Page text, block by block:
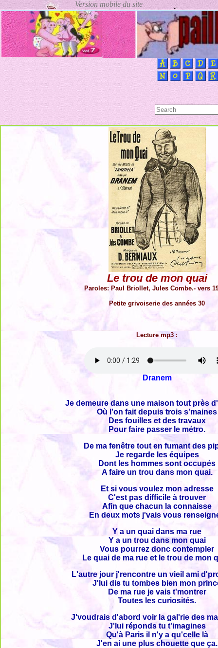
Le trou de mon quai
Paroles: Paul Briollet, Jules Combe.- vers
Petite grivoiserie des années 30
Lecture mp3 :
Dranem
Je demeure dans une maison tout près
Où l'on fait depuis trois s'maines
Des fouilles et des travaux
Pour faire passer le métro.
De ma fenêtre tout en fumant des
Je regarde les équipes
Dont les hommes sont occupés
A faire un trou dans mon quai.
Et si vous voulez mon adresse
C'est pas difficile à trouver
Afin que chacun la connaisse
En deux mots j'vais vous
Y a un quai dans ma rue
Y a un trou dans mon quai
Vous pourrez donc contempler
Le quai de ma rue et le trou de mon
L'autre jour j'rencontre un vieil ami
J'lui dis tu tombes bien mon
De ma rue je vais t'montrer
Toutes les curiosités.
J'voudrais d'abord voir la gal'rie des
J'lui réponds tu t'imagines
Qu'à Paris il n'y a qu'celle là
J'en ai une plus chouette que ça.